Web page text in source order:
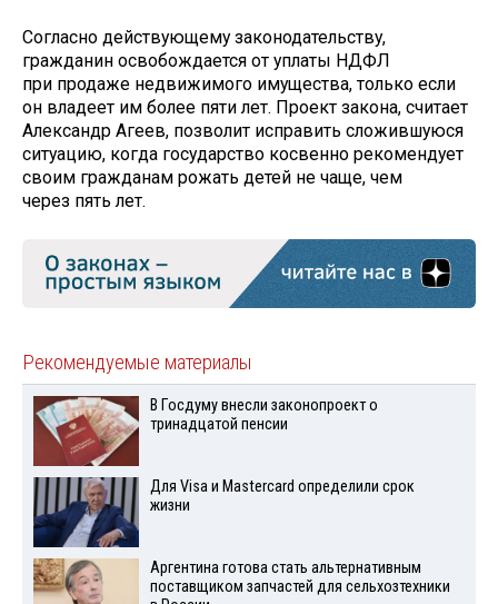
Согласно действующему законодательству,
гражданин освобождается от уплаты НДФЛ
при продаже недвижимого имущества, только если
он владеет им более пяти лет. Проект закона, считает
Александр Агеев, позволит исправить сложившуюся
ситуацию, когда государство косвенно рекомендует
своим гражданам рожать детей не чаще, чем
через пять лет.
Рекомендуемые материалы
В Госдуму внесли законопроект о
тринадцатой пенсии
Для Visа и Mastercard определили срок
жизни
Аргентина готова стать альтернативным
поставщиком запчастей для сельхозтехники